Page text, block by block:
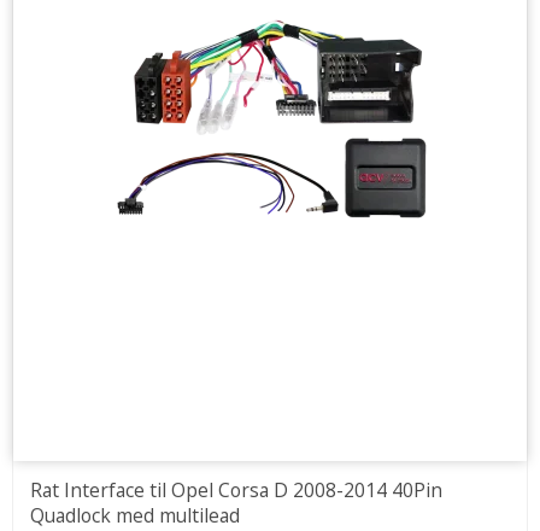
Rat Interface til Opel Corsa D 2008-2014 40Pin
Quadlock med multilead